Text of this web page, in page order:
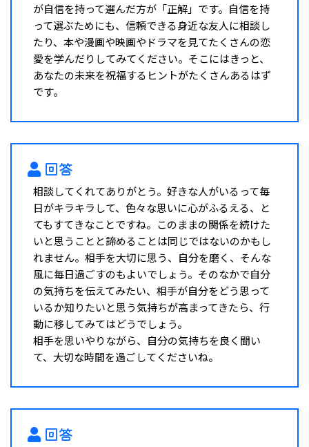
が自信を持って選んだ方が「正解」です。自信を持
って選ぶためにも、信頼できる身近な友人に相談し
たり、本や漫画や映画やドラマを見てたくさんの恋
愛を学んだりしてみてください。そこにはきっと、
あなたの未来を祝福するヒントがたくさんあるはず
です。
回答
相談してくれてありがとう。好きな人がいるって毎
日がキラキラして、色々な思いに心がふるえる、と
てもすてきなことですね。このままの関係を続けた
いと思うことと諦めることは同じではないのかもし
れません。相手を大切に思う、自分を磨く、そんな
風に毎日過ごすのもよいでしょう。そのなかで自分
の気持ちを伝えてみたい、相手が自分をどう思って
いるか知りたいと思う気持ちが高まってきたら、行
動に移してみてはどうでしょう。
相手を思いやりながら、自分の気持ちを良く聞い
て、大切な時間を過ごしてくださいね。
回答